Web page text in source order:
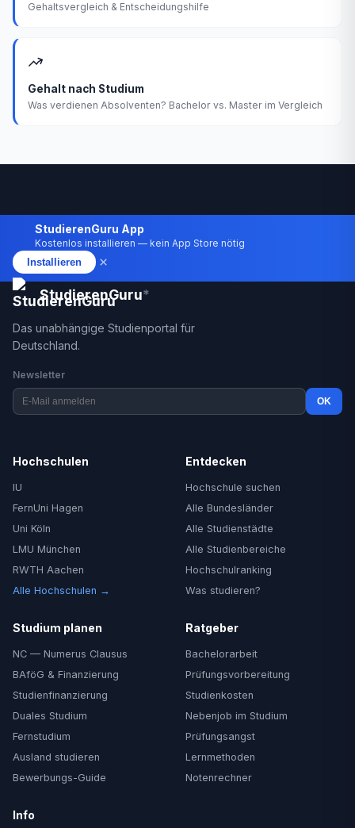
Gehaltsvergleich & Entscheidungshilfe
Gehalt nach Studium
Was verdienen Absolventen? Bachelor vs. Master im Vergleich
StudierenGuru App
Kostenlos installieren — kein App Store nötig
Installieren
×
StudierenGuru*
Das unabhängige Studienportal für
Deutschland.
Newsletter
OK
Hochschulen
IU
FernUni Hagen
Uni Köln
LMU München
RWTH Aachen
Alle Hochschulen →
Entdecken
Hochschule suchen
Alle Bundesländer
Alle Studienstädte
Alle Studienbereiche
Hochschulranking
Was studieren?
Studium planen
NC — Numerus Clausus
BAföG & Finanzierung
Studienfinanzierung
Duales Studium
Fernstudium
Ausland studieren
Bewerbungs-Guide
Ratgeber
Bachelorarbeit
Prüfungsvorbereitung
Studienkosten
Nebenjob im Studium
Prüfungsangst
Lernmethoden
Notenrechner
Info